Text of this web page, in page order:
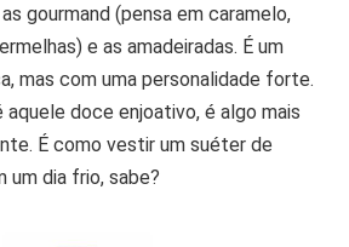
gourmand (pensa em caramelo,
e as amadeiradas. É um
mas com uma personalidade forte.
aquele doce enjoativo, é algo mais
É como vestir um suéter de
um dia frio, sabe?